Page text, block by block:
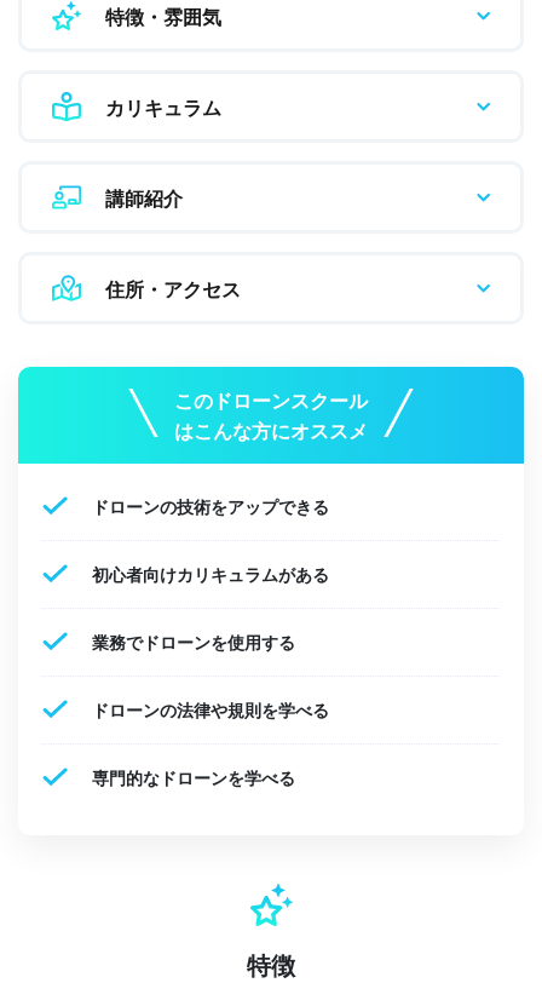
特徴・雰囲気
カリキュラム
講師紹介
住所・アクセス
このドローンスクール
はこんな方にオススメ
ドローンの技術をアップできる
初心者向けカリキュラムがある
業務でドローンを使用する
ドローンの法律や規則を学べる
専門的なドローンを学べる
特徴